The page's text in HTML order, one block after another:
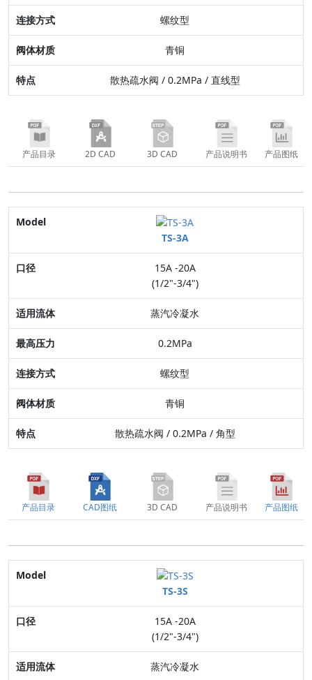
阀体材质
特点
螺纹型
青铜
散热疏水阀 / 0.2MPa / 直线型
产品目录 2D CAD 3D CAD 产品说明书 产品图纸
Model
口径
适用流体
最高压力
连接方式
阀体材质
特点
TS-3A
15A -20A
(1/2"-3/4")
蒸汽冷凝水
0.2MPa
螺纹型
青铜
散热疏水阀 / 0.2MPa / 角型
产品目录 CAD图纸 3D CAD 产品说明书 产品图纸
Model
口径
适用流体
最高压力
TS-3S
15A -20A
(1/2"-3/4")
蒸汽冷凝水